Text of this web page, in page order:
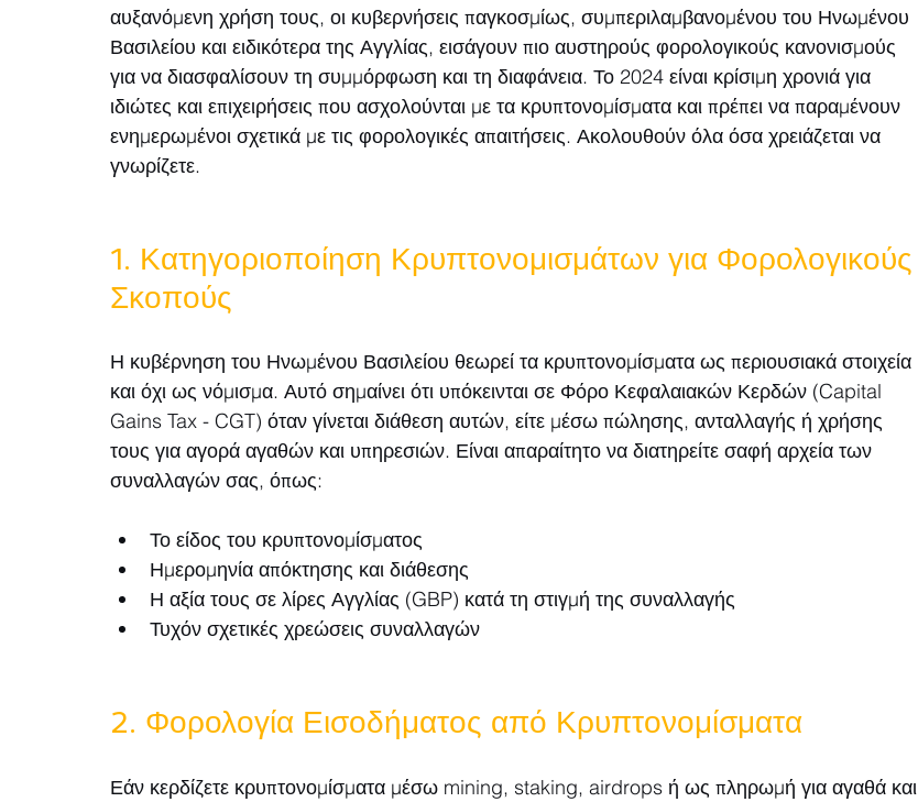
αυξανόμενη χρήση τους, οι κυβερνήσεις παγκοσμίως, συμπεριλαμβανομένου του Ηνωμένου
Βασιλείου και ειδικότερα της Αγγλίας, εισάγουν πιο αυστηρούς φορολογικούς κανονισμούς
για να διασφαλίσουν τη συμμόρφωση και τη διαφάνεια. Το 2024 είναι κρίσιμη χρονιά για
ιδιώτες και επιχειρήσεις που ασχολούνται με τα κρυπτονομίσματα και πρέπει να παραμένουν
ενημερωμένοι σχετικά με τις φορολογικές απαιτήσεις. Ακολουθούν όλα όσα χρειάζεται να
γνωρίζετε.
1. Κατηγοριοποίηση Κρυπτονομισμάτων για Φορολογικούς
Σκοπούς
Η κυβέρνηση του Ηνωμένου Βασιλείου θεωρεί τα κρυπτονομίσματα ως περιουσιακά στοιχεία
και όχι ως νόμισμα. Αυτό σημαίνει ότι υπόκεινται σε Φόρο Κεφαλαιακών Κερδών (Capital
Gains Tax - CGT) όταν γίνεται διάθεση αυτών, είτε μέσω πώλησης, ανταλλαγής ή χρήσης
τους για αγορά αγαθών και υπηρεσιών. Είναι απαραίτητο να διατηρείτε σαφή αρχεία των
συναλλαγών σας, όπως:
Το είδος του κρυπτονομίσματος
Ημερομηνία απόκτησης και διάθεσης
Η αξία τους σε λίρες Αγγλίας (GBP) κατά τη στιγμή της συναλλαγής
Τυχόν σχετικές χρεώσεις συναλλαγών
2. Φορολογία Εισοδήματος από Κρυπτονομίσματα
Εάν κερδίζετε κρυπτονομίσματα μέσω mining, staking, airdrops ή ως πληρωμή για αγαθά και